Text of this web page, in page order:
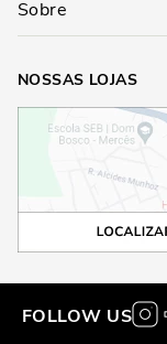
Sobre
NOSSAS LOJAS
FOLLOW US